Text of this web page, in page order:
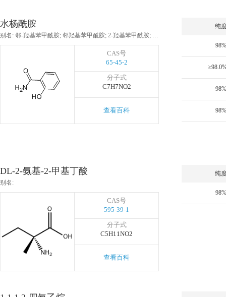
水杨酰胺
别名: 邻-羟基苯甲酰胺; 邻羟基苯甲酰胺; 2-羟基苯甲酰胺; 邻羟基苯酰胺; ��苯甲醯胺; 柳醯胺; 2-羟基苄胺
CAS号
65-45-2
分子式
C7H7NO2
查看百科
纯
98%
98%
98%
DL-2-氨基-2-甲基丁酸
别名:
CAS号
595-39-1
分子式
C5H11NO2
查看百科
纯
98%